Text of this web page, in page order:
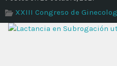
XXIII Congreso de